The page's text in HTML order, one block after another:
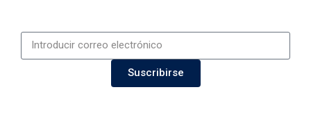
Suscribirse